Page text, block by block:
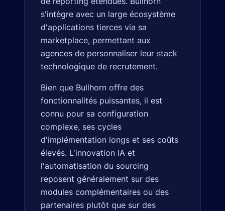
s'intègre avec un large écosystème
d'applications tierces via sa
marketplace, permettant aux
agences de personnaliser leur stack
technologique de recrutement.
Bien que Bullhorn offre des
fonctionnalités puissantes, il est
connu pour sa configuration
complexe, ses cycles
d'implémentation longs et ses coûts
élevés. L'innovation IA et
l'automatisation du sourcing
reposent généralement sur des
modules complémentaires ou des
partenaires plutôt que sur des